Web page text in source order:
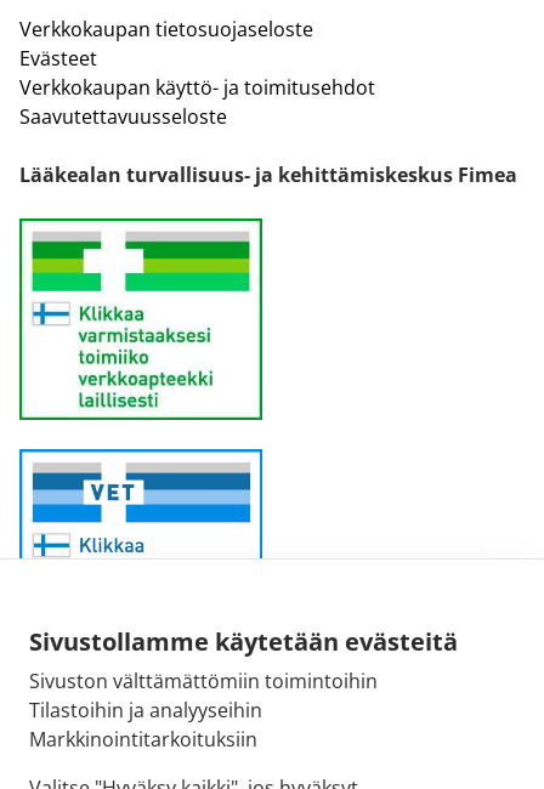
Sivustollamme käytetään evästeitä
Sivuston välttämättömiin toimintoihin
Tilastoihin ja analyyseihin
Markkinointitarkoituksiin
Verkkokaupan tietosuojaseloste
Evästeet
Verkkokaupan käyttö- ja toimitusehdot
Saavutettavuusseloste
Lääkealan turvallisuus- ja kehittämiskeskus Fimea
Sähköpostiosoite:
kirjaamo@fimea.fi
Fimean vaihde: